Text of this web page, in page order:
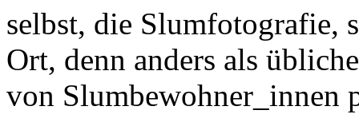
selbst, die Slumfotografie,
Ort, denn anders als
von Slumbewohner_innen